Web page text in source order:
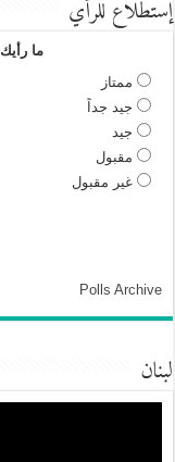
إستطلاع للرأي
ما
ممتاز
جيد جداً
جيد
مقبول
غير مقبول
Polls Archive
لبنان